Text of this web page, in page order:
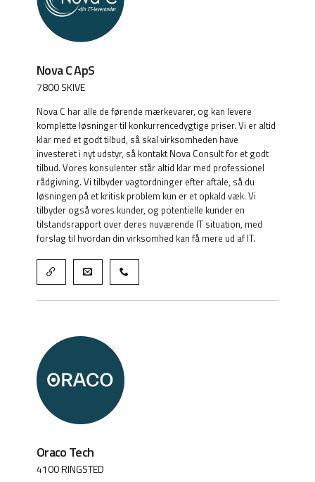
Nova C ApS
7800 SKIVE
Nova C har alle de førende mærkevarer, og kan levere
komplette løsninger til konkurrencedygtige priser. Vi er altid
klar med et godt tilbud, så skal virksomheden have
investeret i nyt udstyr, så kontakt Nova Consult for et godt
tilbud. Vores konsulenter står altid klar med professionel
rådgivning. Vi tilbyder vagtordninger efter aftale, så du
løsningen på et kritisk problem kun er et opkald væk. Vi
tilbyder også vores kunder, og potentielle kunder en
tilstandsrapport over deres nuværende IT situation, med
forslag til hvordan din virksomhed kan få mere ud af IT.
Oraco Tech
4100 RINGSTED